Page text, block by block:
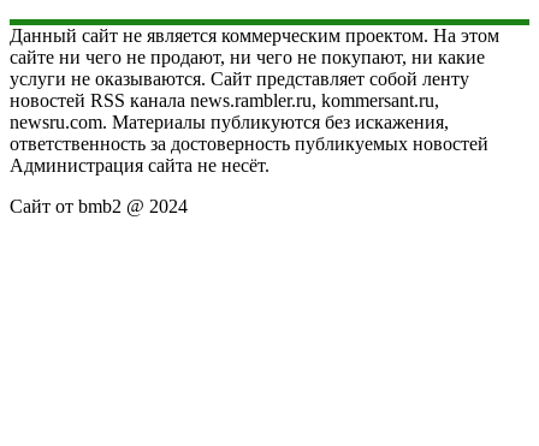
Данный сайт не является коммерческим проектом. На этом
сайте ни чего не продают, ни чего не покупают, ни какие
услуги не оказываются. Сайт представляет собой ленту
новостей RSS канала news.rambler.ru, kommersant.ru,
newsru.com. Материалы публикуются без искажения,
ответственность за достоверность публикуемых новостей
Администрация сайта не несёт.
Сайт от bmb2 @ 2024